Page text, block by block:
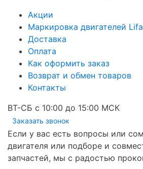
Акции
Маркировка двигателей
Доставка
Оплата
Как оформить заказ
Возврат и обмен товаров
Контакты
ВТ-СБ с 10:00 до 15:00 МСК
Заказать звонок
Если у вас есть вопросы или
двигателя или подборе и
запчастей, мы с радостью